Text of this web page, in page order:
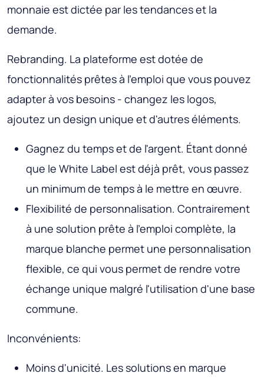
monnaie est dictée par les tendances et la
demande.
Rebranding. La plateforme est dotée de
fonctionnalités prêtes à l'emploi que vous pouvez
adapter à vos besoins - changez les logos,
ajoutez un design unique et d'autres éléments.
Gagnez du temps et de l'argent. Étant donné
que le White Label est déjà prêt, vous passez
un minimum de temps à le mettre en œuvre.
Flexibilité de personnalisation. Contrairement
à une solution prête à l'emploi complète, la
marque blanche permet une personnalisation
flexible, ce qui vous permet de rendre votre
échange unique malgré l'utilisation d'une base
commune.
Inconvénients:
Moins d'unicité. Les solutions en marque